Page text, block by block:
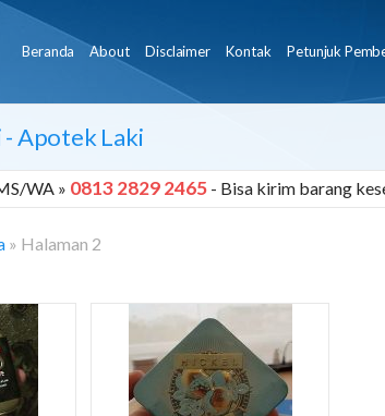
Beranda About Disclaimer Kontak Petunjuk
- Apotek Laki
WA » 0813 2829 2465 - Bisa kirim barang
» Halaman 2